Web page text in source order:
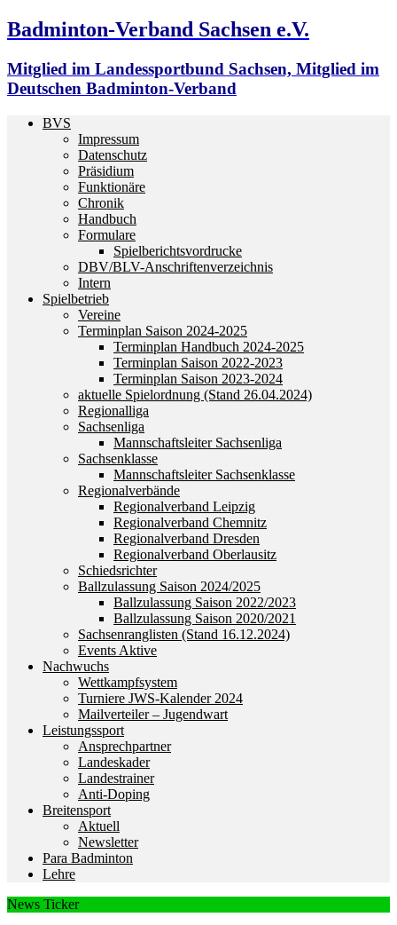
Badminton-Verband Sachsen e.V.
Mitglied im Landessportbund Sachsen, Mitglied im
Deutschen Badminton-Verband
BVS
Impressum
Datenschutz
Präsidium
Funktionäre
Chronik
Handbuch
Formulare
Spielberichtsvordrucke
DBV/BLV-Anschriftenverzeichnis
Intern
Spielbetrieb
Vereine
Terminplan Saison 2024-2025
Terminplan Handbuch 2024-2025
Terminplan Saison 2022-2023
Terminplan Saison 2023-2024
aktuelle Spielordnung (Stand 26.04.2024)
Regionalliga
Sachsenliga
Mannschaftsleiter Sachsenliga
Sachsenklasse
Mannschaftsleiter Sachsenklasse
Regionalverbände
Regionalverband Leipzig
Regionalverband Chemnitz
Regionalverband Dresden
Regionalverband Oberlausitz
Schiedsrichter
Ballzulassung Saison 2024/2025
Ballzulassung Saison 2022/2023
Ballzulassung Saison 2020/2021
Sachsenranglisten (Stand 16.12.2024)
Events Aktive
Nachwuchs
Wettkampfsystem
Turniere JWS-Kalender 2024
Mailverteiler – Jugendwart
Leistungssport
Ansprechpartner
Landeskader
Landestrainer
Anti-Doping
Breitensport
Aktuell
Newsletter
Para Badminton
Lehre
News Ticker